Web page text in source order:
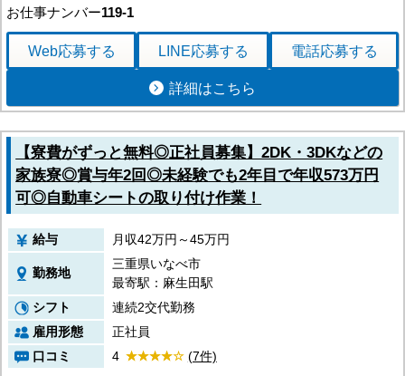
お仕事ナンバー119-1
Web応募する LINE応募する 電話応募する
詳細はこちら
【寮費がずっと無料◎正社員募集】2DK・3DKなどの
家族寮◎賞与年2回◎未経験でも2年目で年収573万円
可◎自動車シートの取り付け作業！
給与 月収42万円～45万円
勤務地
三重県いなべ市
最寄駅：麻生田駅
シフト
連続2交代勤務
雇用形態
正社員
口コミ
4 (7件)